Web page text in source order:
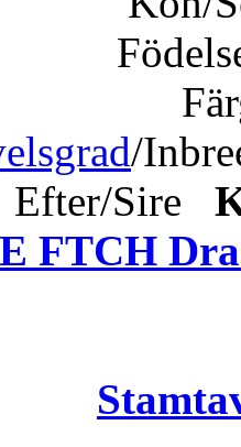
/
Efter/Sire
FTCH